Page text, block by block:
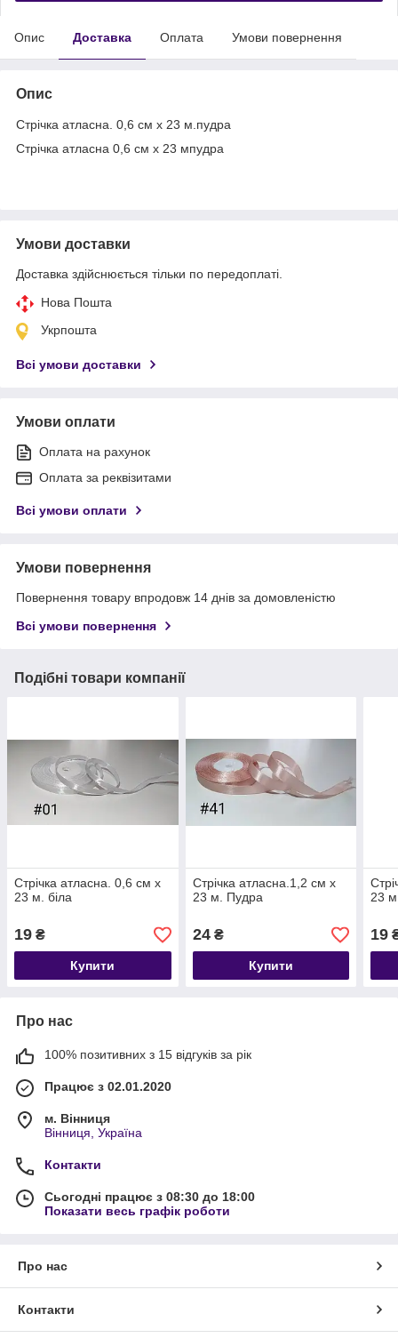
Опис Доставка Оплата Умови повернення
Опис
Стрічка атласна. 0,6 см х 23 м.пудра
Стрічка атласна 0,6 см х 23 мпудра
Умови доставки
Доставка здійснюється тільки по передоплаті.
Нова Пошта
Укрпошта
Всі умови доставки
Умови оплати
Оплата на рахунок
Оплата за реквізитами
Всі умови оплати
Умови повернення
Повернення товару впродовж 14 днів за домовленістю
Всі умови повернення
Подібні товари компанії
Стрічка атласна. 0,6 см х
23 м. біла
19 ₴
Купити
Стрічка атласна.1,2 см х
23 м. Пудра
24₴
Купити
23
19
Про нас
100% позитивних з 15 відгуків за рік
Працює з 02.01.2020
м. Вінниця
Вінниця, Україна
Контакти
Сьогодні працює з 08:30 до 18:00
Показати весь графік роботи
Про нас
Контакти